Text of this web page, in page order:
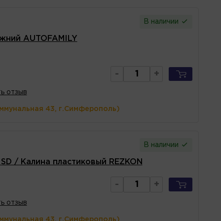
В наличии
AUTOFAMILY
- +
отзыв
43, г.Симферополь)
В наличии
/ Калина пластиковый REZKON
- +
отзыв
43, г.Симферополь)